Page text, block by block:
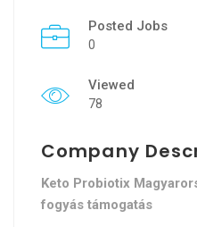
Posted Jobs
0
Viewed
78
Company
Keto Probiotix
fogyás támogatás